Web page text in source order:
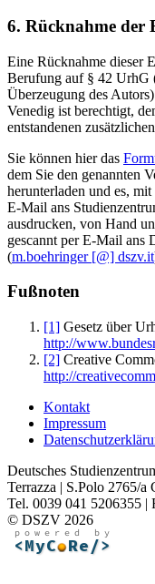
6. Rücknahme der
Eine Rücknahme dieser
Berufung auf § 42 UrhG
Überzeugung des
Venedig ist berechtigt,
entstandenen
Sie können hier das
dem Sie den genannten
herunterladen und es,
E-Mail ans
ausdrucken, von Hand
gescannt per E-Mail ans
(m.boehringer [@] dszv.it
Fußnoten
[1] Gesetz über
http://
[2] Creative
http://
Kontakt
Impressum
Deutsches
Terrazza | S.Polo 2765/a
Tel. 0039 041 5206355 |
© DSZV 2026